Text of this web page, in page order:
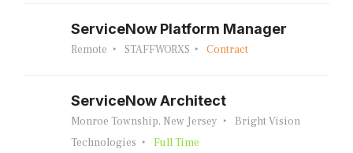
ServiceNow Platform Manager
Remote STAFFWORXS Contract
ServiceNow Architect
Monroe Township, New Jersey
Bright Vision
Technologies
Full Time